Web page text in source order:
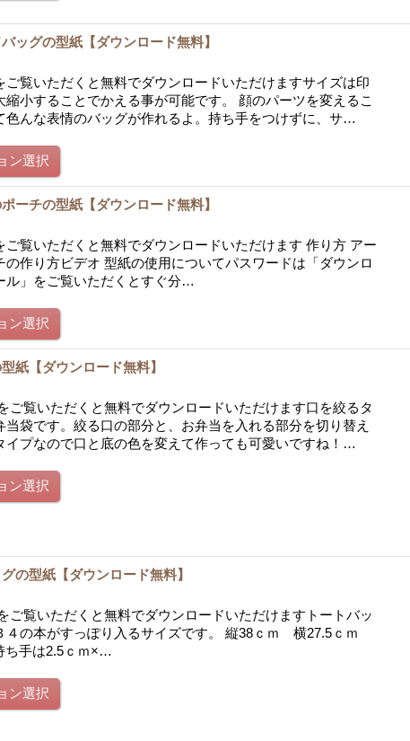
ッグの型紙【ダウンロード無料】
ご覧いただくと無料でダウンロードいただけますサイズは印
縮小することでかえる事が可能です。 顔のパーツを変えるこ
色んな表情のバッグが作れるよ。持ち手をつけずに、サ…
ーチの型紙【ダウンロード無料】
ご覧いただくと無料でダウンロードいただけます 作り方 アー
の作り方ビデオ 型紙の使用についてパスワードは「ダウンロ
ル」をご覧いただくとすぐ分…
紙【ダウンロード無料】
ご覧いただくと無料でダウンロードいただけます口を絞るタ
当袋です。絞る口の部分と、お弁当を入れる部分を切り替え
イプなので口と底の色を変えて作っても可愛いですね！…
グの型紙【ダウンロード無料】
ご覧いただくと無料でダウンロードいただけますトートバッ
４の本がすっぽり入るサイズです。 縦38ｃｍ 横27.5ｃｍ
ち手は2.5ｃｍ×…